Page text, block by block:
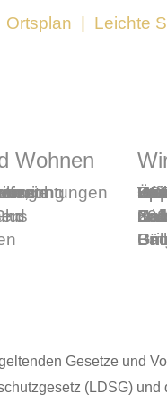
Ortsplan Leichte
Wohnen
und
und
und
und
Gesetze und
(LDSG) und